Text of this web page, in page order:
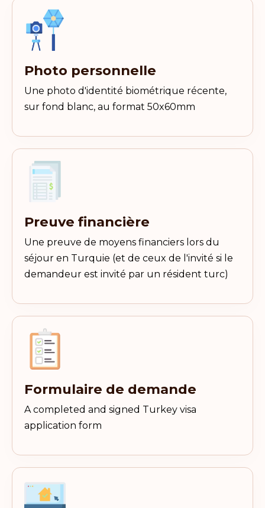
Photo personnelle
Une photo d'identité biométrique récente,
sur fond blanc, au format 50x60mm
Preuve financière
Une preuve de moyens financiers lors du
séjour en Turquie (et de ceux de l'invité si le
demandeur est invité par un résident turc)
Formulaire de demande
A completed and signed Turkey visa
application form